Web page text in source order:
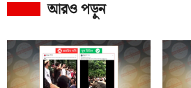
আরও পড়ুন